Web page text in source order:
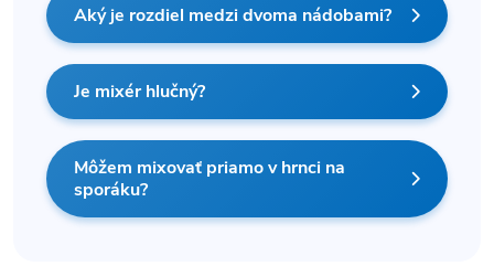
Aký je rozdiel medzi dvoma nádobami?
Je mixér hlučný?
Môžem mixovať priamo v hrnci na
sporáku?